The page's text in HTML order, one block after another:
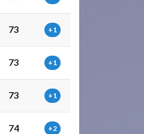
73 +1
73 +1
73 +1
74 +2